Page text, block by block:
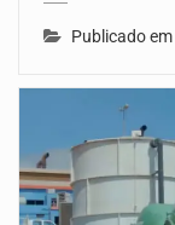
Publicado em